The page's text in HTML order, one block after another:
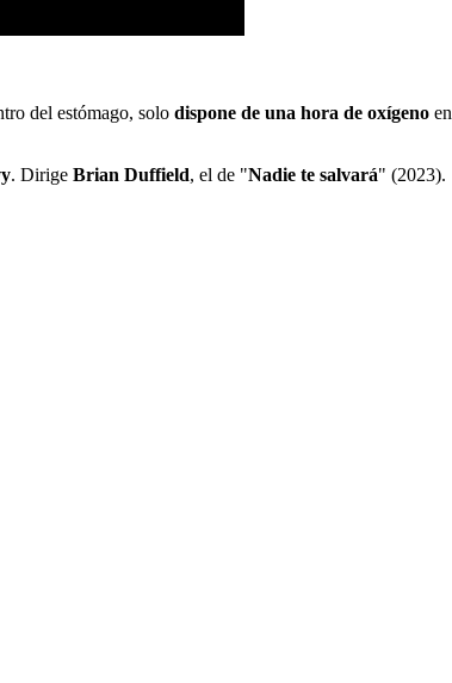
del estómago, solo dispone de una hora de oxígeno
. Dirige Brian Duffield, el de "Nadie te salvará" (2023).